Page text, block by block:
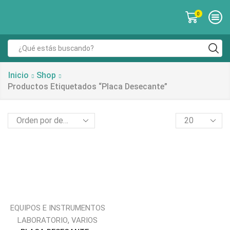
0
Inicio
Shop
Productos Etiquetados “placa Desecante”
EQUIPOS E INSTRUMENTOS
LABORATORIO, VARIOS